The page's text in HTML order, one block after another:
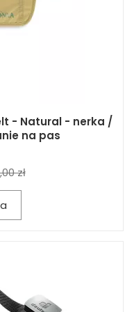
- Natural - nerka /
na pas
zł